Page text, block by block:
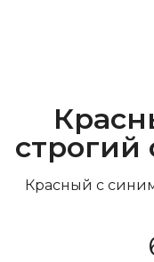
строгий
Красный с